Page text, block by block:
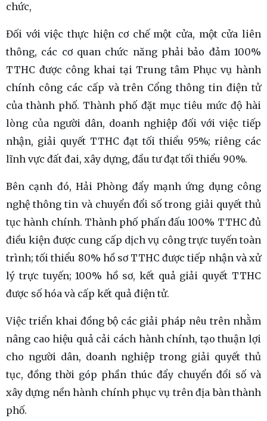
chức,
Đối với việc thực hiện cơ chế một cửa, một cửa liên
thông, các cơ quan chức năng phải bảo đảm 100%
TTHC được công khai tại Trung tâm Phục vụ hành
chính công các cấp và trên Cổng thông tin điện tử
của thành phố. Thành phố đặt mục tiêu mức độ hài
lòng của người dân, doanh nghiệp đối với việc tiếp
nhận, giải quyết TTHC đạt tối thiểu 95%; riêng các
lĩnh vực đất đai, xây dựng, đầu tư đạt tối thiểu 90%.
Bên cạnh đó, Hải Phòng đẩy mạnh ứng dụng công
nghệ thông tin và chuyển đổi số trong giải quyết thủ
tục hành chính. Thành phố phấn đấu 100% TTHC đủ
điều kiện được cung cấp dịch vụ công trực tuyến toàn
trình; tối thiểu 80% hồ sơ TTHC được tiếp nhận và xử
lý trực tuyến; 100% hồ sơ, kết quả giải quyết TTHC
được số hóa và cấp kết quả điện tử.
Việc triển khai đồng bộ các giải pháp nêu trên nhằm
nâng cao hiệu quả cải cách hành chính, tạo thuận lợi
cho người dân, doanh nghiệp trong giải quyết thủ
tục, đồng thời góp phần thúc đẩy chuyển đổi số và
xây dựng nền hành chính phục vụ trên địa bàn thành
phố.